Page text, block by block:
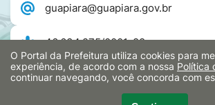
guapiara@guapiara.gov.br
46.634.275/0001-88
PREFEITURA MUNICIPAL DE
O Portal da Prefeitura utiliza cookies para
experiência, de acordo com a nossa Política
continuar navegando, você concorda com